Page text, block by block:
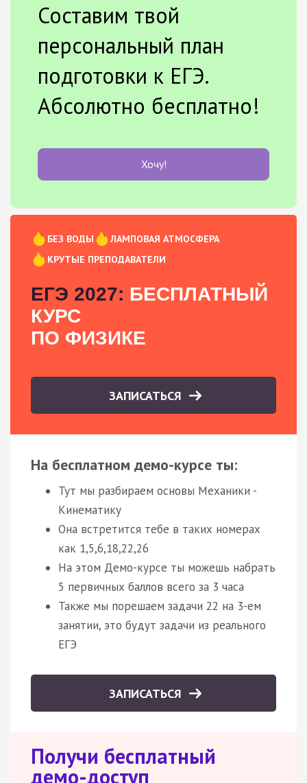
Составим твой
персональный план
подготовки к ЕГЭ.
Абсолютно бесплатно!
Хочу!
БЕЗ ВОДЫ
ЛАМПОВАЯ АТМОСФЕРА
КРУТЫЕ ПРЕПОДАВАТЕЛИ
ЕГЭ 2027: БЕСПЛАТНЫЙ
КУРС
ПО ФИЗИКЕ
ЗАПИСАТЬСЯ
На бесплатном демо-курсе ты:
Тут мы разбираем основы Механики -
Кинематику
Она встретится тебе в таких номерах
как 1,5,6,18,22,26
На этом Демо-курсе ты можешь набрать
5 первичных баллов всего за 3 часа
Также мы порешаем задачи 22 на 3-ем
занятии, это будут задачи из реального
ЕГЭ
ЗАПИСАТЬСЯ
Получи бесплатный
демо-доступ